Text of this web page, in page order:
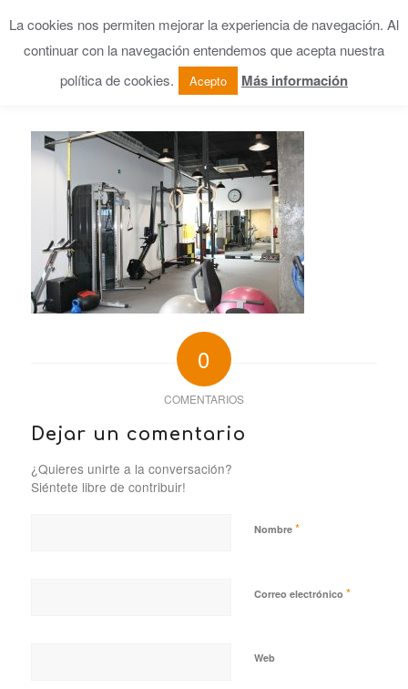
0
COMENTARIOS
Dejar un comentario
¿Quieres unirte a la conversación?
Siéntete libre de contribuir!
Nombre *
Correo electrónico *
Web
La cookies nos permiten mejorar la experiencia de navegación. Al
continuar con la navegación entendemos que acepta nuestra
política de cookies.
Acepto Más información